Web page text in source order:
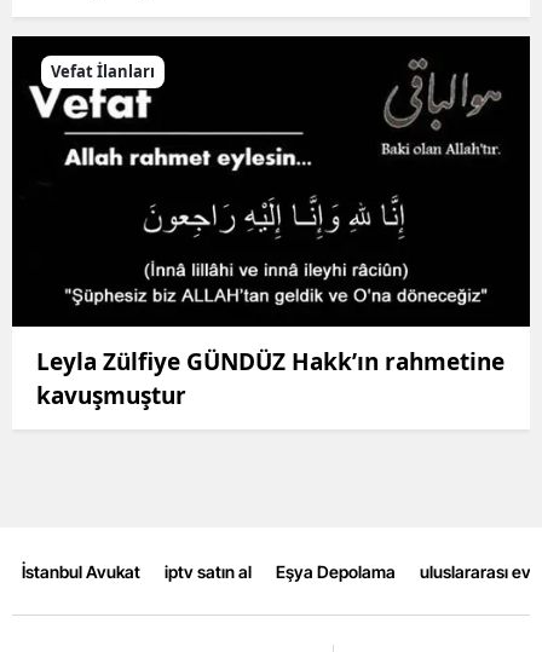
Vefat İlanları
Leyla Zülfiye GÜNDÜZ Hakk’ın rahmetine
kavuşmuştur
İstanbul Avukat iptv satın al Eşya Depolama uluslararası